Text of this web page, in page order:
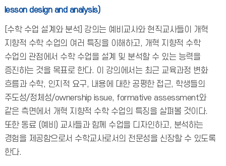
lesson design and analysis)
[수학 수업 설계와 분석] 강의는 예비교사와 현직교사들이 개혁
지향적 수학 수업의 여러 특징을 이해하고, 개혁 지향적 수학
수업의 관점에서 수학 수업을 설계 및 분석할 수 있는 능력을
증진하는 것을 목표로 한다. 이 강의에서는 최근 교육과정 변화
흐름과 수학, 인지적 요구, 내용에 대한 공평한 접근, 학생들의
주도성/정체성/ownership issue, formative assessment와
같은 측면에서 개혁 지향적 수학 수업의 특징을 살펴볼 것이다.
또한 동료 (예비) 교사들과 함께 수업을 디자인하고, 분석하는
경험을 제공함으로서 수학교사로서의 전문성을 신장할 수 있도록
한다.